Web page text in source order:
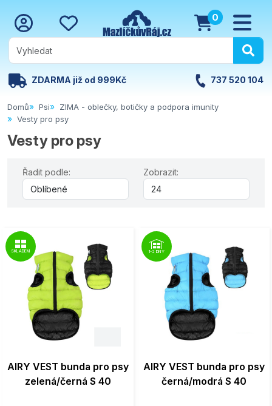
0
ZDARMA již od 999Kč 737 520 104
Domů Psi
ZIMA - oblečky, botičky a podpora imunity
Vesty pro psy
Vesty pro psy
Řadit podle: Zobrazit:
SKLADEM
AIRY VEST bunda pro psy
zelená/černá S 40
1-2 DNY
AIRY VEST bunda pro psy
černá/modrá S 40